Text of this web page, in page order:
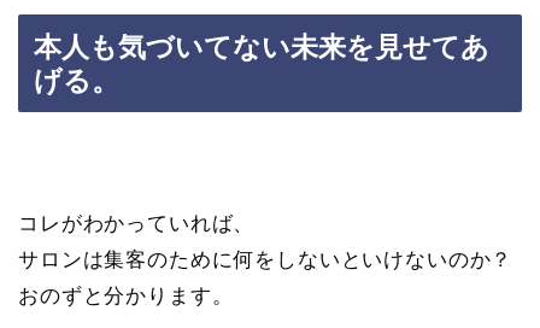
本人も気づいてない未来を見せてあ
げる。
コレがわかっていれば、
サロンは集客のために何をしないといけないのか？
おのずと分かります。